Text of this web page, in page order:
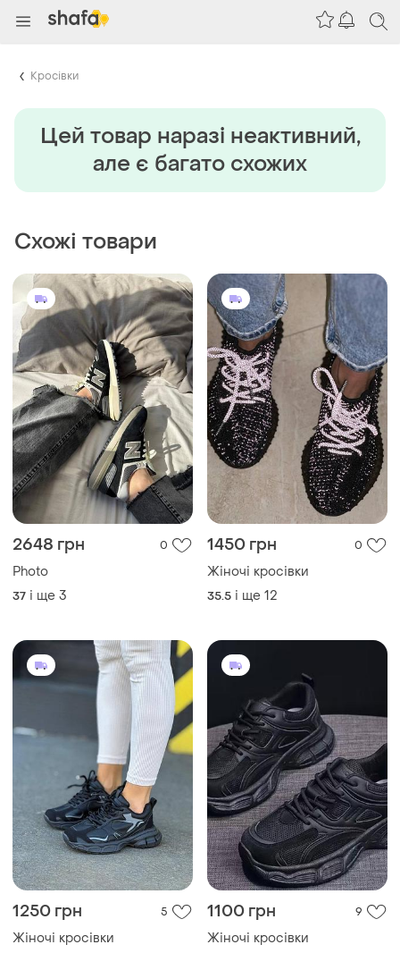
Кросівки
Цей товар наразi неактивний,
але є багато схожих
Схожі товари
2648 грн 0
Photo
37 і ще 3
1450 грн 0
Жіночі кросівки
35.5 і ще 12
1250 грн 5
Жіночі кросівки
1100 грн 9
Жіночі кросівки